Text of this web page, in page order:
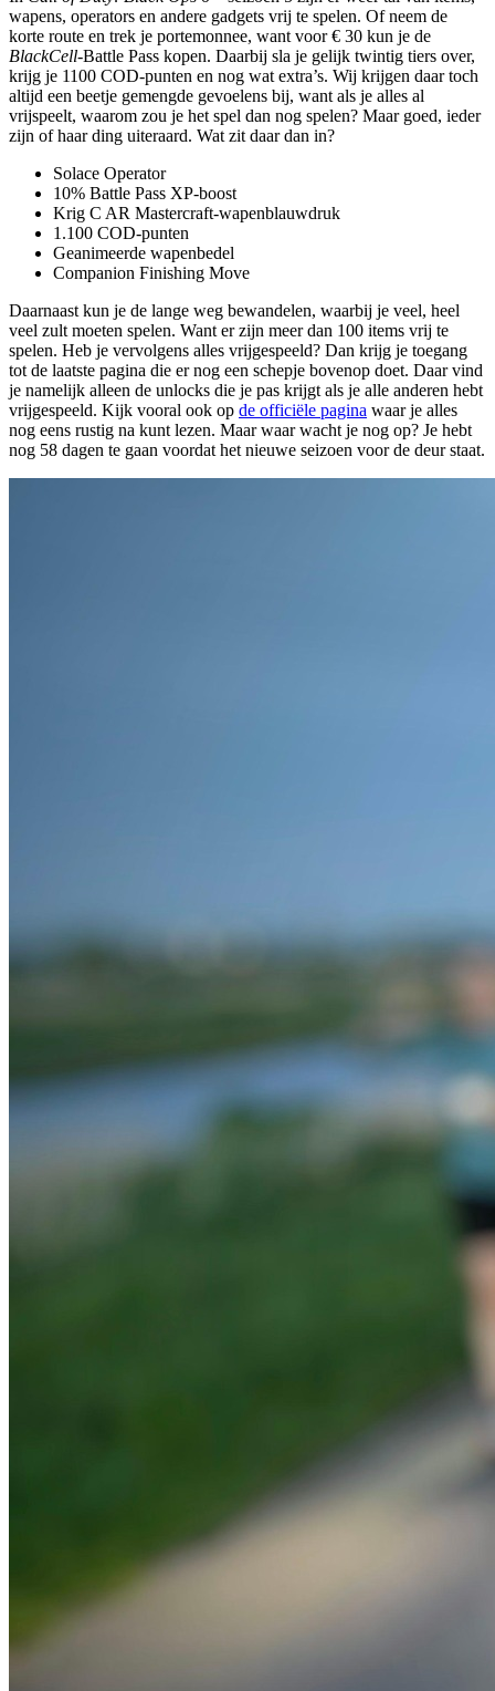
wapens, operators en andere gadgets vrij te spelen. Of neem de
korte route en trek je portemonnee, want voor € 30 kun je de
BlackCell-Battle Pass kopen. Daarbij sla je gelijk twintig tiers over,
krijg je 1100 COD-punten en nog wat extra’s. Wij krijgen daar toch
altijd een beetje gemengde gevoelens bij, want als je alles al
vrijspeelt, waarom zou je het spel dan nog spelen? Maar goed, ieder
zijn of haar ding uiteraard. Wat zit daar dan in?
Solace Operator
10% Battle Pass XP-boost
Krig C AR Mastercraft-wapenblauwdruk
1.100 COD-punten
Geanimeerde wapenbedel
Companion Finishing Move
Daarnaast kun je de lange weg bewandelen, waarbij je veel, heel
veel zult moeten spelen. Want er zijn meer dan 100 items vrij te
spelen. Heb je vervolgens alles vrijgespeeld? Dan krijg je toegang
tot de laatste pagina die er nog een schepje bovenop doet. Daar vind
je namelijk alleen de unlocks die je pas krijgt als je alle anderen hebt
vrijgespeeld. Kijk vooral ook op de officiële pagina waar je alles
nog eens rustig na kunt lezen. Maar waar wacht je nog op? Je hebt
nog 58 dagen te gaan voordat het nieuwe seizoen voor de deur staat.